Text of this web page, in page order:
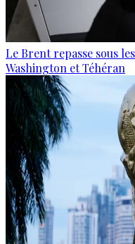
Le Brent repasse sous
Washington et Téhéran